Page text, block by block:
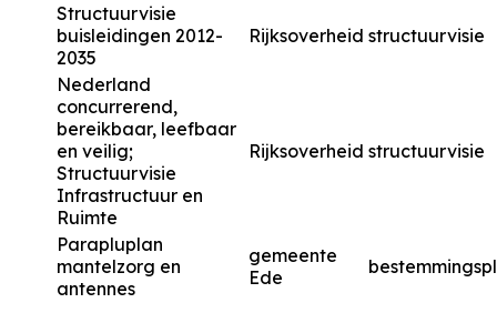
Structuurvisie
buisleidingen 2012-
2035
Rijksoverheid structuurvisie
Nederland
concurrerend,
bereikbaar, leefbaar
en veilig;
Structuurvisie
Infrastructuur en
Ruimte
Rijksoverheid structuurvisie
Parapluplan
mantelzorg en
antennes
gemeente
Ede